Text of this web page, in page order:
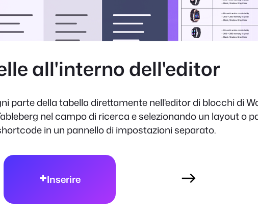
all'interno dell'editor
parte della tabella direttamente nell'editor di blocchi di
nel campo di ricerca e selezionando un layout o
in un pannello di impostazioni separato.
Inserire